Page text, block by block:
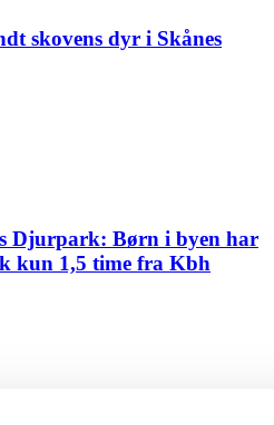
skovens dyr i Skånes
Djurpark: Børn i byen har
kun 1,5 time fra Kbh